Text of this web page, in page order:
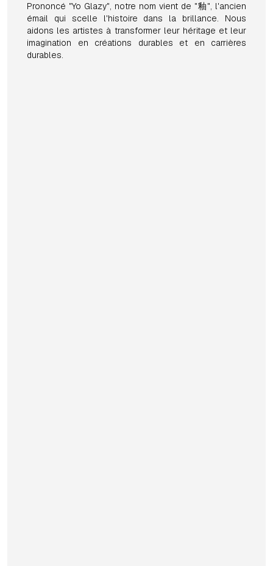
Prononcé "Yo Glazy", notre nom vient de "釉", l'ancien
émail qui scelle l'histoire dans la brillance. Nous
aidons les artistes à transformer leur héritage et leur
imagination en créations durables et en carrières
durables.